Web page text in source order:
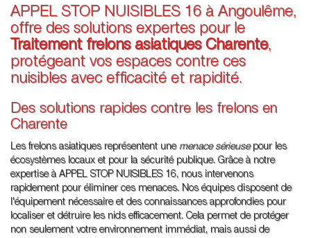
APPEL STOP NUISIBLES 16 à Angoulême,
offre des solutions expertes pour le
Traitement frelons asiatiques Charente,
protégeant vos espaces contre ces
nuisibles avec efficacité et rapidité.
Des solutions rapides contre les frelons en
Charente
Les frelons asiatiques représentent une menace sérieusepour les
écosystèmes locaux et pour la sécurité publique. Grâce à notre
expertise à APPEL STOP NUISIBLES 16, nous intervenons
rapidement pour éliminer ces menaces. Nos équipes disposent de
l'équipement nécessaire et des connaissances approfondies pour
localiser et détruire les nids efficacement. Cela permet de protéger
non seulement votre environnement immédiat, mais aussi de